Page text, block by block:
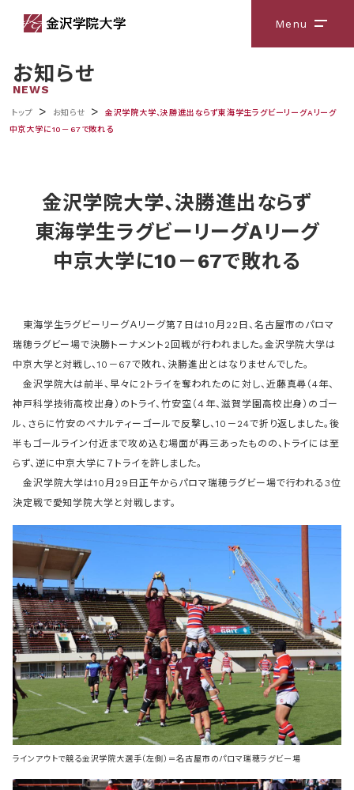
Menu メニ
お知らせ
NEWS
トップ > お知らせ >
金沢学院大学、決勝進出ならず東海学生ラグビーリーグAリーグ
中京大学に10－67で敗れる
金沢学院大学、決勝進出ならず
東海学生ラグビーリーグAリーグ
中京大学に10－67で敗れる
東海学生ラグビーリーグＡリーグ第７日は10月22日、名古屋市のパロマ
瑞穂ラグビー場で決勝トーナメント2回戦が行われました。金沢学院大学は
中京大学と対戦し、10－67で敗れ、決勝進出とはなりませんでした。
金沢学院大は前半、早々に2トライを奪われたのに対し、近藤真尋（4年、
神戸科学技術高校出身）のトライ、竹安空（４年、滋賀学園高校出身）のゴー
ル、さらに竹安のペナルティーゴールで反撃し、10－24で折り返しました。後
半もゴールライン付近まで攻め込む場面が再三あったものの、トライには至
らず、逆に中京大学に７トライを許しました。
金沢学院大学は10月29日正午からパロマ瑞穂ラグビー場で行われる3位
決定戦で愛知学院大学と対戦します。
ラインアウトで競る金沢学院大選手（左側）＝名古屋市のパロマ瑞穂ラグビー場